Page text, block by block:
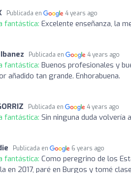
Publicada en 4 years ago
fantástica: Excelente enseñanza, la
Publicada en 4 years ago
fantástica: Buenos profesionales y
añadido tan grande. Enhorabuena.
Publicada en 4 years ago
fantástica: Sin ninguna duda volvería
Publicada en 6 years ago
fantástica: Como peregrino de los
en 2017, paré en Burgos y tomé